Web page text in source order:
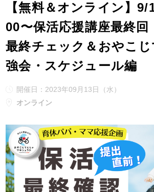
【無料＆オンライン】9/
00〜保活応援講座最終回
最終チェック＆おやこ
強会・スケジュール編
開催日：2023年09月13日（水）
オンライン